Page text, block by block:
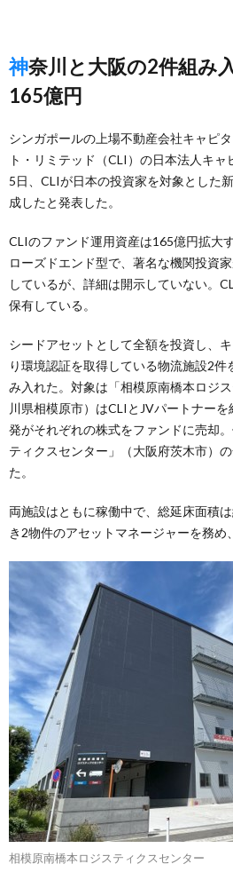
神奈川と大阪の2件組み入れ、資産規模
165億円
シンガポールの上場不動産会社キャピ
ト・リミテッド（CLI）の日本法人キ
5日、CLIが日本の投資家を対象とした
成したと発表した。
CLIのファンド運用資産は165億円拡大
ローズドエンド型で、著名な機関投資
しているが、詳細は開示していない。
保有している。
シードアセットとして全額を投資し、
り環境認証を取得している物流施設2件
み入れた。対象は「相模原南橋本ロジ
川県相模原市）はCLIとJVパートナー
発がそれぞれの株式をファンドに売却
ティクスセンター」（大阪府茨木市）
た。
両施設はともに稼働中で、総延床面積
き2物件のアセットマネージャーを務め
相模原南橋本ロジスティクスセンター